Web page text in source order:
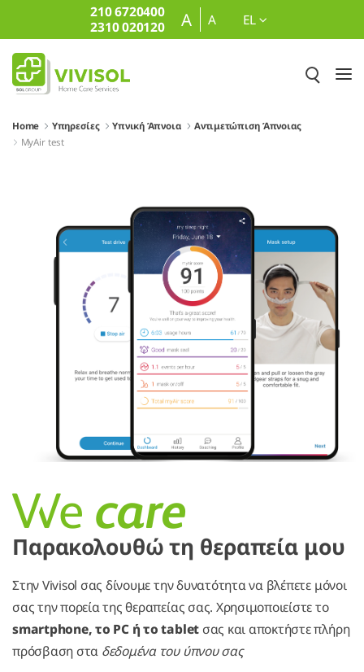
Skip to Main Content210 6720400
2310 020120
A A EL
Home Υπηρεσίες Υπνική Άπνοια
Αντιμετώπιση Άπνοιας
MyAir test
Παρακολουθώ τη θεραπεία μου
Στην Vivisol σας δίνουμε την δυνατότητα να βλέπετε μόνοι
σας την πορεία της θεραπείας σας. Χρησιμοποιείστε το
smartphone, το PC ή το tablet σας και αποκτήστε πλήρη
πρόσβαση στα δεδομένα του ύπνου σας